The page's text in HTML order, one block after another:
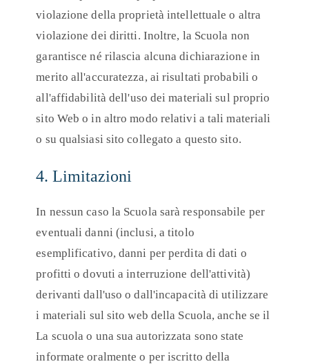
violazione della proprietà intellettuale o altra
violazione dei diritti. Inoltre, la Scuola non
garantisce né rilascia alcuna dichiarazione in
merito all'accuratezza, ai risultati probabili o
all'affidabilità dell'uso dei materiali sul proprio
sito Web o in altro modo relativi a tali materiali
o su qualsiasi sito collegato a questo sito.
4. Limitazioni
In nessun caso la Scuola sarà responsabile per
eventuali danni (inclusi, a titolo
esemplificativo, danni per perdita di dati o
profitti o dovuti a interruzione dell'attività)
derivanti dall'uso o dall'incapacità di utilizzare
i materiali sul sito web della Scuola, anche se il
La scuola o una sua autorizzata sono state
informate oralmente o per iscritto della